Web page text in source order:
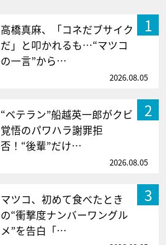
1
高橋真麻、「コネだブサイク
だ」と叩かれるも…“マツコ
の一言”から…
2026.08.05
2
“ベテラン”船越英一郎がクビ
覚悟のパワハラ謝罪拒
否！“後輩”だけ…
2026.08.05
3
マツコ、初めて食べたとき
の“衝撃度ナンバーワングル
メ”を告白「…